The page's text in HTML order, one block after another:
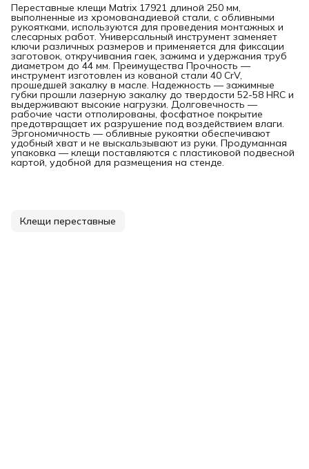
Переставные клещи Matrix 17921 длиной 250 мм,
выполненные из хромованадиевой стали, с обливными
рукоятками, используются для проведения монтажных и
слесарных работ. Универсальный инструмент заменяет
ключи различных размеров и применяется для фиксации
заготовок, откручивания гаек, зажима и удержания труб
диаметром до 44 мм. Преимущества Прочность —
инструмент изготовлен из кованой стали 40 CrV,
прошедшей закалку в масле. Надежность — зажимные
губки прошли лазерную закалку до твердости 52-58 HRC и
выдерживают высокие нагрузки. Долговечность —
рабочие части отполированы, фосфатное покрытие
предотвращает их разрушение под воздействием влаги.
Эргономичность — обливные рукоятки обеспечивают
удобный хват и не выскальзывают из руки. Продуманная
упаковка — клещи поставляются с пластиковой подвесной
картой, удобной для размещения на стенде.
Клещи переставные